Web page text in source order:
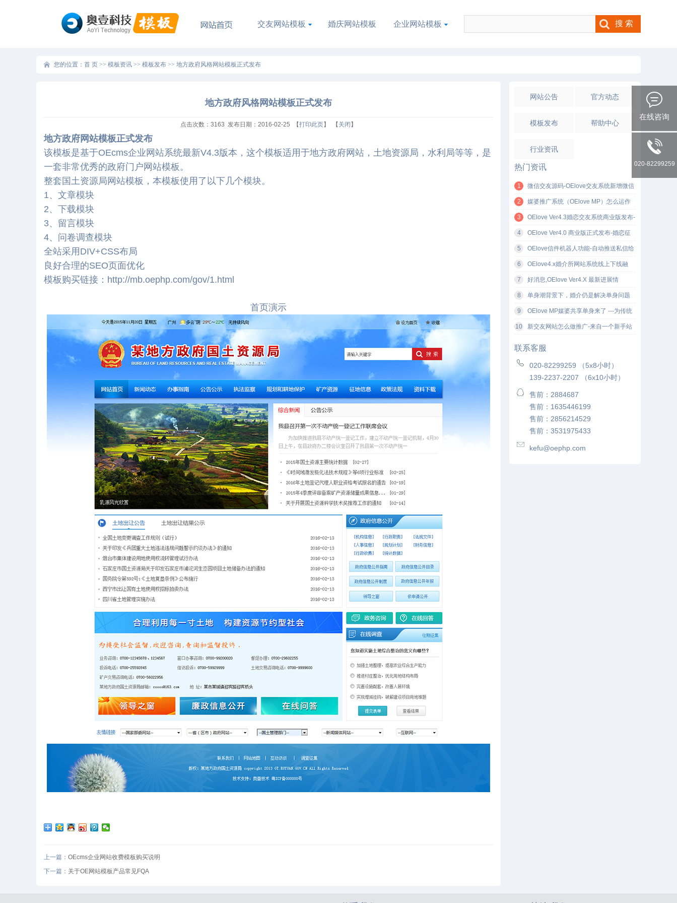
交友网站模板 婚庆网站模板 企业网站模板
您的位置： 首 页 >> 模板资讯 >> 模板发布 >> 地方政府风格网站模板正式发布
地方政府风格网站模板正式发布
点击次数： 3163 发布日期：2016-02-25 【打印此页】 【 关闭 】
地方政府网站模板正式发布
该模板是基于OEcms企业网站系统最新V4.3版本，这个模板适用于地方政府网站，土地资源局，水利局等等，是
一套非常优秀的政府门户网站模板。
整套国土资源局网站模板，本模板使用了以下几个模块。
1、文章模块
2、下载模块
3、留言模块
4、问卷调查模块
全站采用DIV+CSS布局
良好合理的SEO页面优化
模板购买链接： http://mb.oephp.com/gov/1.html
首页演示
上一篇： OEcms企业网站收费模板购买说明
下一篇： 关于OE网站模板产品常见FQA
网站公告 官方动态
模板发布 帮助中心
行业资讯
热门资讯
1 微信交友源码-OElove交友系统新增微信
H5支付功能！
2 媒婆推广系统（OElove MP）怎么运作
的？轻松获取单身客户资源的方法
3 OElove Ver4.3婚恋交友系统商业版发布-
更新至2017.07.18
4 OElove Ver4.0 商业版正式发布-婚恋征
婚网站软件
5 OElove信件机器人功能-自动推送私信给
新注册会员
6 OElove4.x婚介所网站系统线上下线融
合，让征婚相亲变得更有吸引力
7 好消息,OElove Ver4.X 最新进展情
况-02.24
8 单身潮背景下，婚介仍是解决单身问题
的最有效途径
9 OElove MP媒婆共享单身来了 ---为传统
婚恋企业注入新的活力！
10 新交友网站怎么做推广-来自一个新手站
联系客服
020-82299259 （5x8小时）
139-2237-2207 （6x10小时）
售前：2884687
售前：1635446199
售前：2856214529
售前：3531975433
kefu@oephp.com
在线咨询
020-82299259